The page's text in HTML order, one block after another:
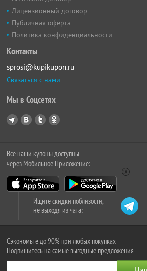
Лицензионный договор
Публичная оферта
Политика конфиденциальности
Контакты
sprosi@kupikupon.ru
Связаться с нами
Мы в Соцсетях
Все наши купоны доступны
через Мобильное Приложение:
Ищите скидки поблизости,
не выходя из чата:
Сэкономьте до 90% при любых покупках
Подпишитесь на самые выгодные предложения